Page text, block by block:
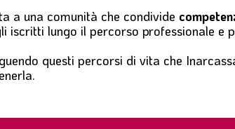
a una comunità che condivide
iscritti lungo il percorso professionale e
questi percorsi di vita che